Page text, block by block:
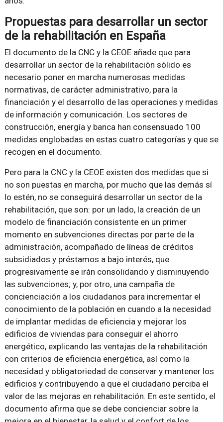
Propuestas para desarrollar un sector
de la rehabilitación en España
El documento de la CNC y la CEOE añade que para
desarrollar un sector de la rehabilitación sólido es
necesario poner en marcha numerosas medidas
normativas, de carácter administrativo, para la
financiación y el desarrollo de las operaciones y medidas
de información y comunicación. Los sectores de
construcción, energía y banca han consensuado 100
medidas englobadas en estas cuatro categorías y que se
recogen en el documento.
Pero para la CNC y la CEOE existen dos medidas que si
no son puestas en marcha, por mucho que las demás sí
lo estén, no se conseguirá desarrollar un sector de la
rehabilitación, que son: por un lado, la creación de un
modelo de financiación consistente en un primer
momento en subvenciones directas por parte de la
administración, acompañado de líneas de créditos
subsidiados y préstamos a bajo interés, que
progresivamente se irán consolidando y disminuyendo
las subvenciones; y, por otro, una campaña de
concienciación a los ciudadanos para incrementar el
conocimiento de la población en cuando a la necesidad
de implantar medidas de eficiencia y mejorar los
edificios de viviendas para conseguir el ahorro
energético, explicando las ventajas de la rehabilitación
con criterios de eficiencia energética, así como la
necesidad y obligatoriedad de conservar y mantener los
edificios y contribuyendo a que el ciudadano perciba el
valor de las mejoras en rehabilitación. En este sentido, el
documento afirma que se debe concienciar sobre la